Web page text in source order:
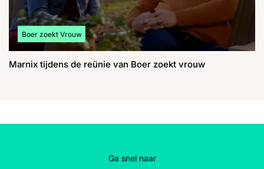
Bekijk meer artikelen over:
Boer zoekt Vrouw
Marnix tijdens de reünie van Boer zoekt vrouw
Ga snel naar